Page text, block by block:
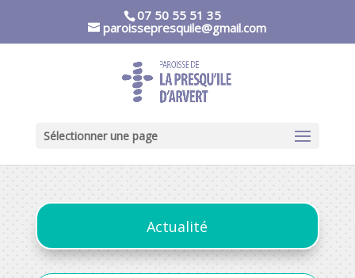
07 50 55 51 35
paroissepresquile@gmail.com
Sélectionner une page
Actualité